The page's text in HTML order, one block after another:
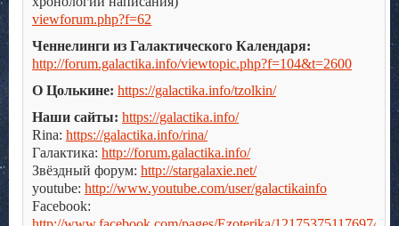
viewforum.php?f=62
Ченнелинги из Галактического Календаря:
http://forum.galactika.info/viewtopic.php?f=104&t=2600
О Цолькине: https://galactika.info/tzolkin/
Наши сайты: https://galactika.info/
Rina: https://galactika.info/rina/
Галактика: http://forum.galactika.info/
Звёздный форум: http://stargalaxie.net/
youtube: http://www.youtube.com/user/galactikainfo
Facebook: